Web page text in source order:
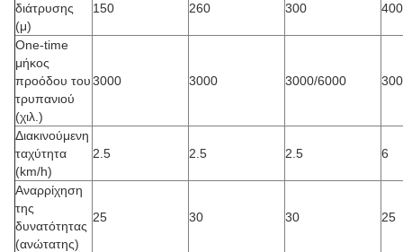
διάτρυσης
(μ)
150 260 300 400
One-time
μήκος
προόδου του
τρυπανιού
(χιλ.)
3000 3000 3000/6000
Διακινούμενη
ταχύτητα
(km/h)
2.5 2.5 2.5 6
Αναρρίχηση
της
δυνατότητας
(ανώτατης)
25 30 30 25